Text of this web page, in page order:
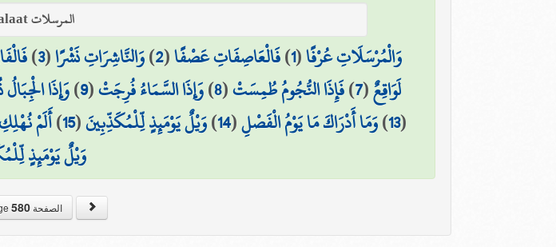
المرسلات Al-Mursalaat
وَالْمُرْسَلَاتِ عُرْفًا(
1
)فَالْعَاصِفَاتِ عَصْفًا(
2
)وَالنَّاشِرَاتِ نَشْرًا(
3
)
لَوَاقِعٌ(
7
)فَإِذَا النُّجُومُ طُمِسَتْ(
8
)وَإِذَا السَّمَاءُ فُرِجَتْ(
9
)وَإِذَا
(
13
)وَمَا أَدْرَاكَ مَا يَوْمُ الْفَصْلِ(
14
)وَيْلٌ يَوْمَئِذٍ لِّلْمُكَذِّبِينَ(
15
)أَلَمْ
وَيْلٌ يَوْمَئِذٍ
الصفحة Page580